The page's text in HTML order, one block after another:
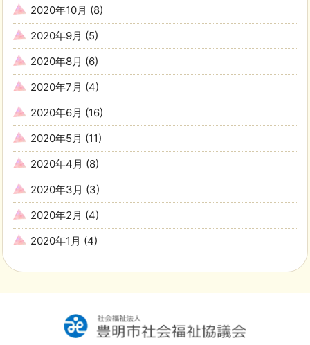
2020年10月 (8)
2020年9月 (5)
2020年8月 (6)
2020年7月 (4)
2020年6月 (16)
2020年5月 (11)
2020年4月 (8)
2020年3月 (3)
2020年2月 (4)
2020年1月 (4)